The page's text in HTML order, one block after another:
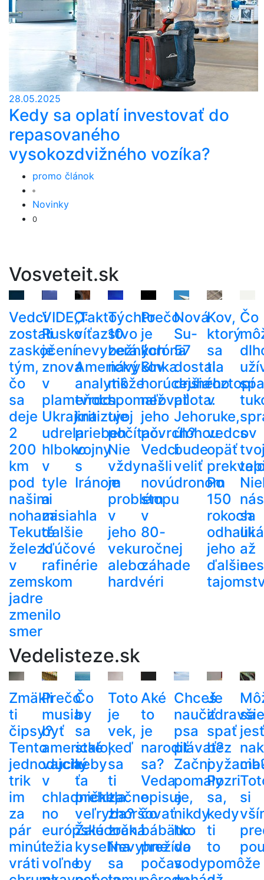
28.05.2025
Kedy sa oplatí investovať do
repasovaného
vysokozdvižného vozíka?
promo článok
Novinky
0
Vosveteit.sk
Vedci
zostali
zaskočení
tým,
čo
sa
deje
2
200
km
pod
našimi
nohami.
Tekuté
železo
v
zemskom
jadre
zmenilo
smer
VIDEO:
Rusko
je
znova
v
plameňoch.
Ukrajina
udrela
hlboko
v
tyle
a
zasiahla
ďalšie
kľúčové
rafinérie
„Takto
víťazstvo
nevyzerá.“
Americký
analytik
tvrdo
kritizuje
priebeh
vojny
s
Iránom
Týchto
10
bežných
návykov
môže
spomaľovať
tvoj
počítač.
Nie
vždy
je
problém
v
jeho
veku
alebo
hardvéri
Prečo
je
koróna
Slnka
horúcejšia
než
jeho
povrch?
Vedci
našli
novú
stopu
v
80-
ročnej
záhade
Nová
Su-
57
dostala
druhého
pilota.
Jeho
úlohou
bude
veliť
dronom
Kov,
ktorý
sa
ti
roztopí
v
ruke,
vedcov
opäť
Po
150
rokoch
odhalili
jeho
ďalšie
Čo
s
sa
až
Vedelisteze.sk
Zmäkli
ti
čipsy?
Tento
jednoduchý
trik
im
za
pár
minút
vráti
Prečo
musia
byť
americké
vajcia
v
chladničke,
no
európske
ležia
voľne
Čo
by
sa
stalo,
keby
ťa
prehltla
veľryba?
Žalúdočná
kyselina
by
Toto
je
vek,
keď
sa
ti
začne
zhoršovať
zrak.
Nevyhne
sa
Aké
to
je
narodiť
sa?
Veda
opisuje,
čo
bábätko
prežíva
počas
Chceš
naučiť
psa
plávať?
Začni
pomaly
a
nikdy
ho
do
vody
Je
zdravšie
spať
bez
Pozri
sa,
kedy
ti
to
pomôže
sa
jesť
si